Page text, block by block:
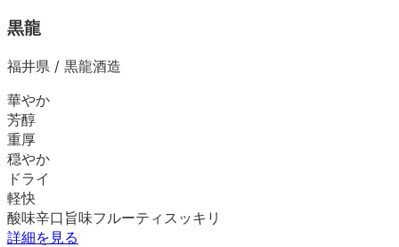
黒龍
福井県 / 黒龍酒造
華やか
芳醇
重厚
穏やか
ドライ
軽快
酸味辛口 旨味フルーティ スッキリ
詳細を見る